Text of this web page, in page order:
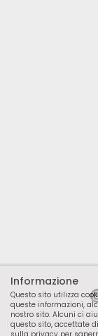
Informazione
Questo sito utilizza
queste informazioni,
nostro sito. Alcuni ci
questo sito, accettate